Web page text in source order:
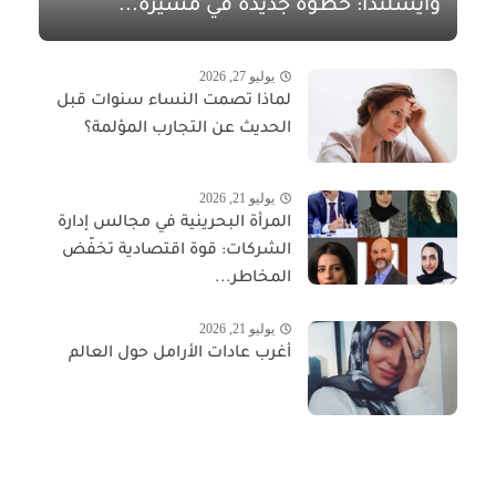
وآيسلندا: خطوة جديدة في مسيرة...
يوليو 27, 2026
لماذا تصمت النساء سنوات قبل
الحديث عن التجارب المؤلمة؟
يوليو 21, 2026
المرأة البحرينية في مجالس إدارة
الشركات: قوة اقتصادية تخفّض
المخاطر...
يوليو 21, 2026
أغرب عادات الأرامل حول العالم